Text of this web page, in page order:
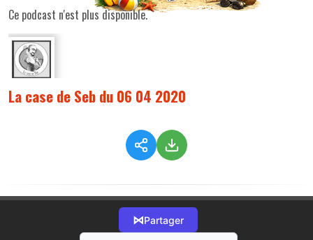
Ce podcast n'est plus disponible.
La case de Seb du 06 04 2020
⋈Partager